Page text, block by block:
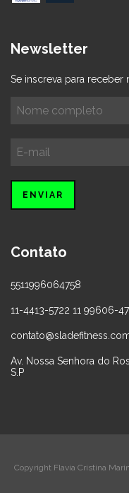
Newsletter
Se inscreva para receber
Contato
5511996064758
11-4413-5722 11 99606-
Av. Nossa Senhora do
S.P
Copyright Flavia Cristina